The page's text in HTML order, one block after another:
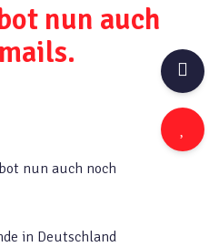
nun auch
nun auch noch
in Deutschland